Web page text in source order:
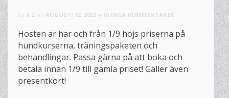
by K Z on AUGUSTI 12, 2022 with INGA KOMMENTARER
Hösten är här och från 1/9 höjs priserna på
hundkurserna, träningspaketen och
behandlingar. Passa gärna på att boka och
betala innan 1/9 till gamla priset! Gäller även
presentkort!